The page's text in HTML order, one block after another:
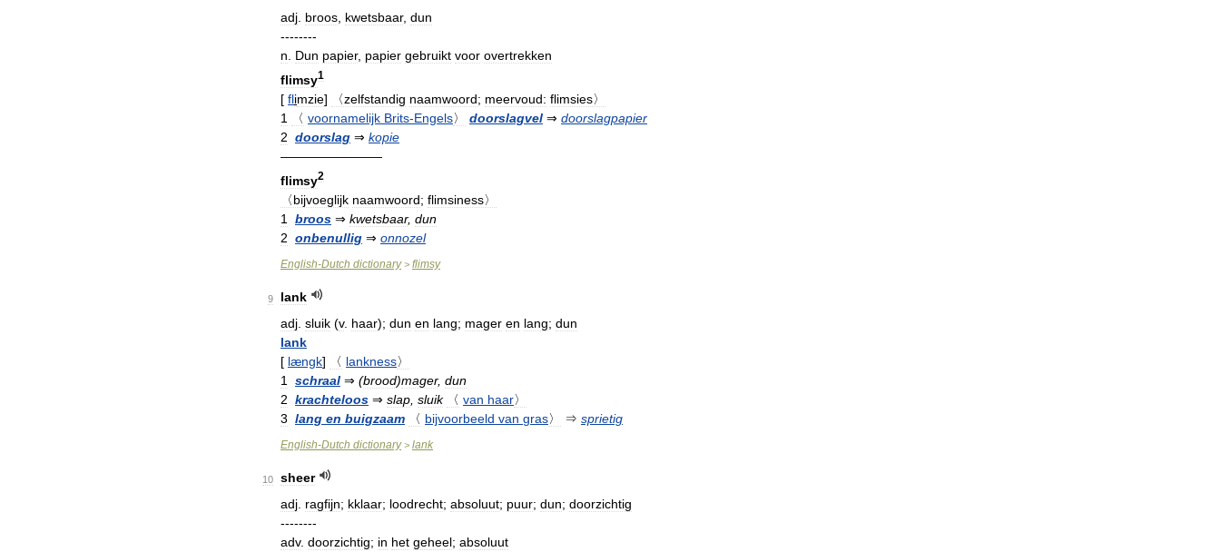
adj. broos, kwetsbaar, dun
--------
n. Dun papier, papier gebruikt voor overtrekken
flimsy1
[ flimzie] 〈zelfstandig naamwoord; meervoud: flimsies〉
1
〈 voornamelijk Brits-Engels〉 doorslagvel ⇒ doorslagpapier
2 doorslag ⇒ kopie
————————
flimsy2
〈bijvoeglijk naamwoord; flimsiness〉
1
broos ⇒ kwetsbaar, dun
2 onbenullig ⇒ onnozel
English-Dutch dictionary> flimsy
9
lank
adj sluik (v. haar); dun en lang; mager en lang; dun
lank
[ længk] 〈 lankness〉
1
schraal ⇒ (brood)mager, dun
2 krachteloos ⇒ slap sluik 〈 van haar〉
3 lang en buigzaam 〈 bijvoorbeeld van gras〉 ⇒ sprietig
English-Dutch dictionary> lank
10
sheer
adj ragfijn; kklaar; loodrecht; absoluut; puur; dun; doorzichtig
--------
adv. doorzichtig; in het geheel; absoluut